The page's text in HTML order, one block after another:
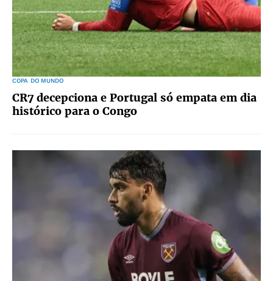
COPA DO MUNDO
CR7 decepciona e Portugal só empata em dia
histórico para o Congo